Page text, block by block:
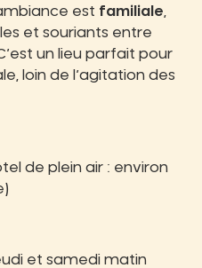
est familiale
et souriants entre
un lieu parfait pour
loin de l’agitation des
de plein air : environ
et samedi matin